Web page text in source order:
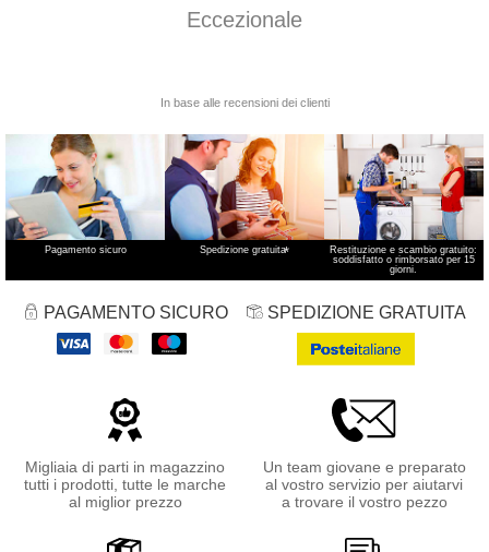
Pagamento sicuro Spedizione gratuita*
Restituzione e scambio gratuito:
soddisfatto o rimborsato per 15
giorni.
PAGAMENTO SICURO SPEDIZIONE GRATUITA
Migliaia di parti in magazzino
tutti i prodotti, tutte le marche
al miglior prezzo
Un team giovane e preparato
al vostro servizio per aiutarvi
a trovare il vostro pezzo